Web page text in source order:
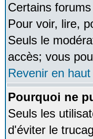
Certains
Pour voir, lire,
Seuls le
accès; vous
Revenir en
Pourquoi ne
Seuls les
d'éviter le